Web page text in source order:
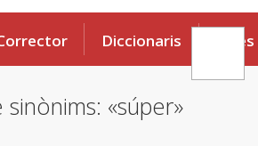
Diccionaris Eines
«súper»